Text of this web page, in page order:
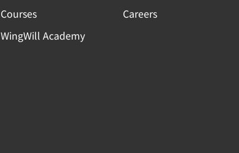
Courses
WingWill Academy
Careers